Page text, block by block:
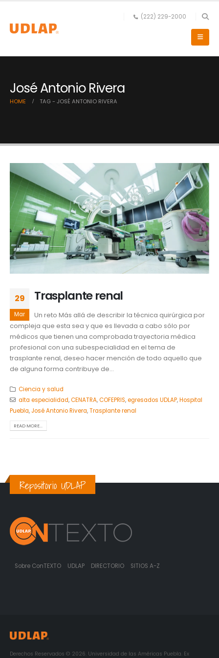
(222) 229-2000
José Antonio Rivera
HOME TAG - JOSÉ ANTONIO RIVERA
29
Mar
Trasplante renal
Un reto Más allá de describir la técnica quirúrgica por
compleja que esta sea y que es llevada a cabo sólo por
médicos que tienen una comprobada trayectoria médica
profesional con una subespecialidad en el tema de
trasplante renal, deseo hacer mención de todo aquello que
de alguna forma contribuye de...
Ciencia y salud
alta especialidad,CENATRA,COFEPRIS,egresados UDLAP,Hospital
Puebla, José Antonio Rivera,Trasplante renal
READ MORE...
Repositorio UDLAP
Sobre ConTEXTO UDLAP DIRECTORIO SITIOS A-Z
Derechos Reservados © 2026. Universidad de las Américas Puebla. Ex